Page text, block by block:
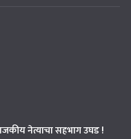
नेत्याचा सहभाग उघड !